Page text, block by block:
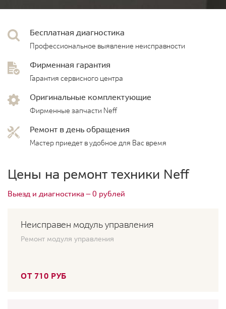
Бесплатная диагностика
Профессиональное выявление неисправности
Фирменная гарантия
Гарантия сервисного центра
Оригинальные комплектующие
Фирменные запчасти Neff
Ремонт в день обращения
Мастер приедет в удобное для Вас время
Цены на ремонт техники Neff
Выезд и диагностика — 0 рублей
Неисправен модуль управления
Ремонт модуля управления
ОТ 710 РУБ